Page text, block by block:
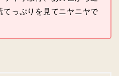
てっぷりを見てニヤニヤで